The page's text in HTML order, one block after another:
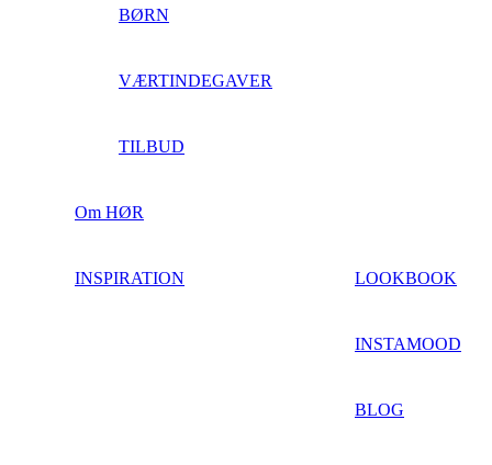
BØRN
VÆRTINDEGAVER
TILBUD
Om HØR
INSPIRATION LOOKBOOK
INSTAMOOD
BLOG